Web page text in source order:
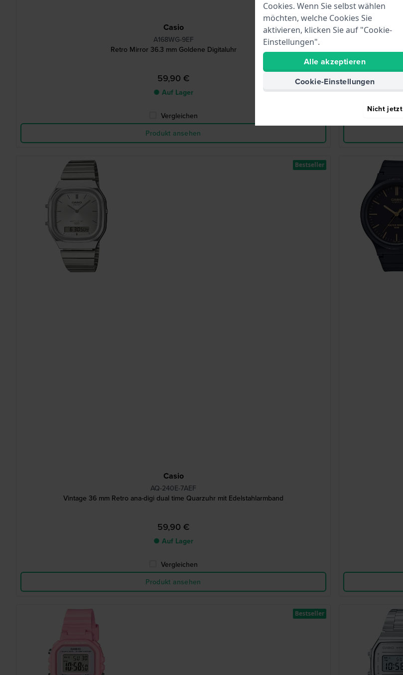
Casio
A168WG-9EF
Retro Mirror 36.3 mm Goldene Digitaluhr
59,90 €
● Auf Lager
Vergleichen
Produkt ansehen
Casio
AQ-240E-7AEF
Vintage 36 mm Retro ana-digi dual time Quarzuhr mit Edelstahlarmband
59,90 €
● Auf Lager
Vergleichen
Produkt ansehen
Bestseller
Bestseller
Cookies. Wenn Sie selbst wählen
möchten, welche Cookies Sie
aktivieren, klicken Sie auf "Cookie-
Einstellungen".
Alle akzeptieren
Cookie-Einstellungen
Nicht jetzt